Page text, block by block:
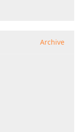
Archive